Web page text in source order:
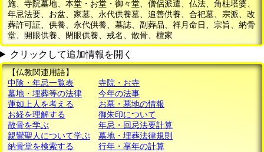
施、寺院墓地、本堂・お堂・御々堂、僧侶派遣、仏法、角柱塔婆、
年忌法要、お盆、家墓、永代供養墓、追善供養、合祀墓、宗派、改
葬許可証、供養、永代供養、墓誌、副葬品、祥月命日、宗旨、納骨
堂、開眼供養、閉眼供養、戒名、散骨、檀家
クリックして追加情報を開く
【仏教関連用語】
中陰・年忌一覧表
寺院・お寺
墓地・埋葬等の法律
今年の法事
蓮如上人を考える
お墓・墓地の情報
お経を理解する
御朱印について
散骨を学ぶ
年忌・回忌法要計算
親鸞聖人について学ぶ
墓地・埋葬法律規則
納骨堂を検索する
行年・享年の計算